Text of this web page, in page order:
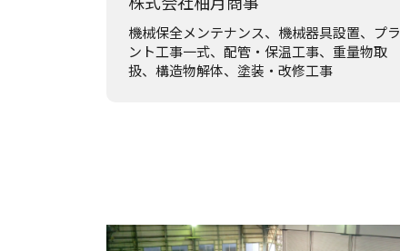
機械保全メンテナンス、機械器具設置、プラ
ント工事一式、配管・保温工事、重量物取
扱、構造物解体、塗装・改修工事